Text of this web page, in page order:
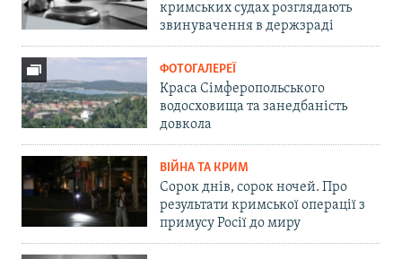
кримських судах розглядають
звинувачення в держзраді
ФОТОГАЛЕРЕЇ
Краса Сімферопольського
водосховища та занедбаність
довкола
ВІЙНА ТА КРИМ
Сорок днів, сорок ночей. Про
результати кримської операції з
примусу Росії до миру